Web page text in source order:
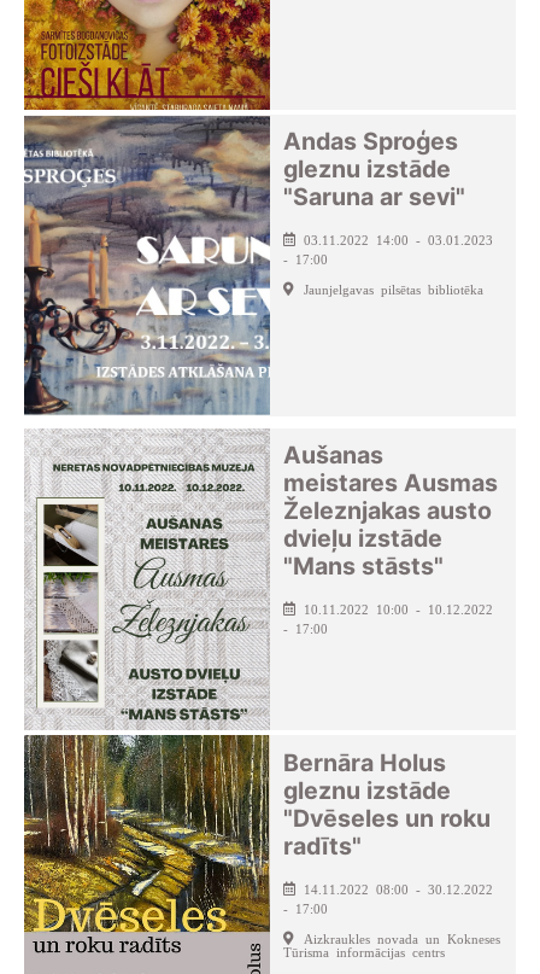
Andas Sproģes
gleznu izstāde
"Saruna ar sevi"
03.11.2022 14:00 - 03.01.2023
- 17:00
Jaunjelgavas pilsētas bibliotēka
Aušanas
meistares Ausmas
Železnjakas austo
dvieļu izstāde
"Mans stāsts"
10.11.2022 10:00 - 10.12.2022
- 17:00
Bernāra Holus
gleznu izstāde
"Dvēseles un roku
radīts"
14.11.2022 08:00 - 30.12.2022
- 17:00
Aizkraukles novada un Kokneses
Tūrisma informācijas centrs